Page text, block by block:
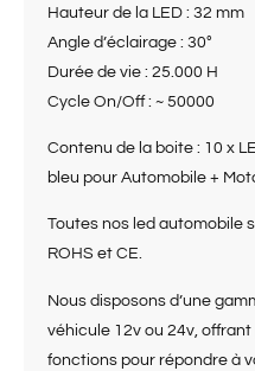
Hauteur de la LED : 32 mm
Angle d’éclairage : 30°
Durée de vie : 25.000 H
Cycle On/Off : ~ 50000
Contenu de la boite : 10 x
bleu pour Automobile +
Toutes nos led automobile
ROHS et CE.
Nous disposons d’une
véhicule 12v ou 24v,
fonctions pour répondre à